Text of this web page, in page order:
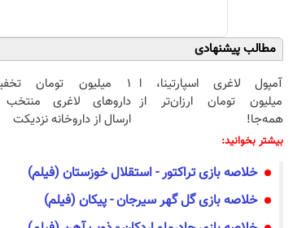
مطالب پیشنهادی
آمپول لاغری اسپارتینا، ا
میلیون تومان ارزان‌تر از
همه‌جا!
۱ میلیون تومان
داروهای لاغری منتخب
ارسال از داروخانه نزدیکت
بیشتر بخوانید:
خلاصه بازی تراکتور - استقلال خوزستان (فیلم)
خلاصه بازی گل گهر سیرجان - پیکان (فیلم)